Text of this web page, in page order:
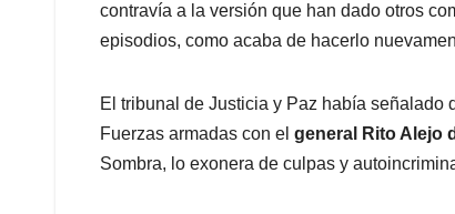
contravía a la versión que han dado otros
episodios, como acaba de hacerlo
El tribunal de Justicia y Paz había
Fuerzas armadas con el general Rito Alejo
Sombra, lo exonera de culpas y